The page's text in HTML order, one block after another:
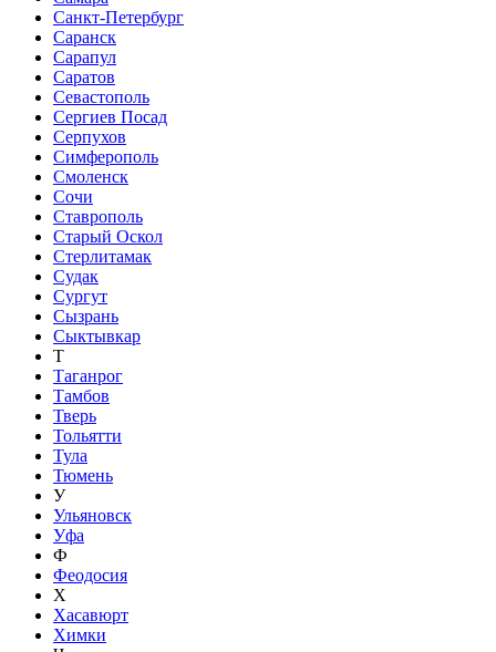
Санкт-Петербург
Саранск
Сарапул
Саратов
Севастополь
Сергиев Посад
Серпухов
Симферополь
Смоленск
Сочи
Ставрополь
Старый Оскол
Стерлитамак
Судак
Сургут
Сызрань
Сыктывкар
Т
Таганрог
Тамбов
Тверь
Тольятти
Тула
Тюмень
У
Ульяновск
Уфа
Ф
Феодосия
Х
Хасавюрт
Химки